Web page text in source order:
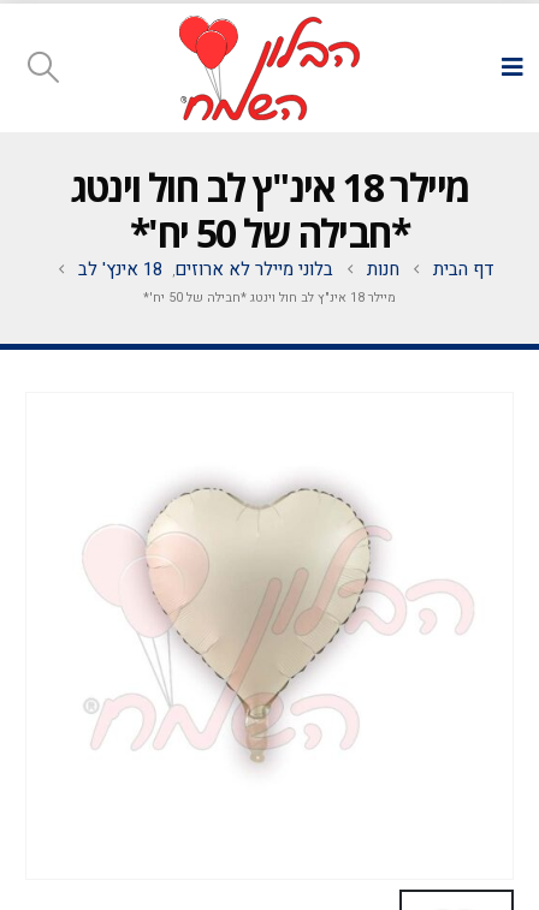
מיילר 18 אינ"ץ לב חול וינטג
*חבילה של 50 יח'*
דף הבית חנות בלוני מיילר לא ארוזים, 18 אינץ' לב
מיילר 18 אינ"ץ לב חול וינטג *חבילה של 50 יח'*